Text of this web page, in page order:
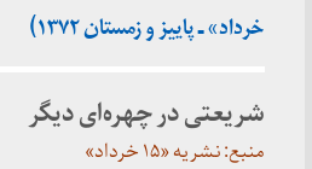
خرداد» ـ پاییز و زمستان ۱۳۷۲)
شریعتی در چهره‌ای دیگر
منبع: نشریه «۱۵ خرداد»